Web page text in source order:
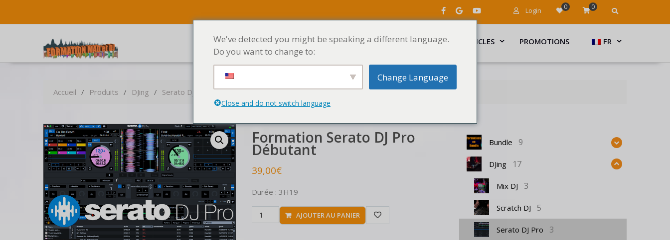
Login 0 0
ACCUEIL MENU ARTICLES PROMOTIONS FR
Accueil Produits DJing Serato DJ Pro Formation Serato DJ Pro Débutant
Formation Serato DJ Pro
Débutant
39,00€
Durée : 3H19
AJOUTER AU PANIER
Bundle 9
DJing 17
Mix DJ 3
Scratch DJ 5
Serato DJ Pro 3
We've detected you might be speaking a different language.
Do you want to change to:
Change Language
Close and do not switch language